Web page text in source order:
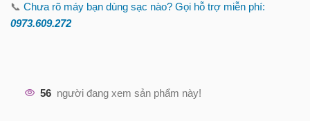
📞Chưa rõ máy bạn dùng sạc nào? Gọi hỗ trợ miễn phí:
0973.609.272
56 người đang xem sản phẩm này!